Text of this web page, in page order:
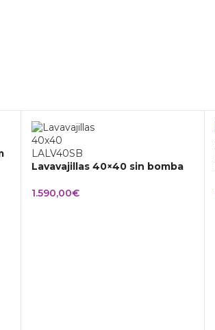
Lavavajillas 40×40 sin bomba
1.590,00€